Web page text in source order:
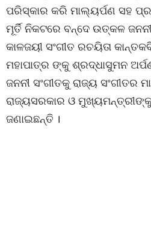
ପରିସ୍କାର କରି ମାଲ୍ୟର୍ପଣ ସହ
ମୂର୍ତି ନିକଟରେ ବନ୍ଦେ ଉତ୍କଳ
କାଳଜୟୀ ସଂଗୀତ ରଚୟିତା
ମହାପାତ୍ର ଙ୍କୁ ଶ୍ରଦ୍ଧାସୁମନ
ଜନନୀ ସଂଗୀତକୁ ରାଜ୍ୟ ସଂଗୀତର
ରାଜ୍ୟସରକାର ଓ ମୁଖ୍ୟମନ୍ତ୍ରୀଙ୍କୁ
ଜଣାଇଛନ୍ତି ।